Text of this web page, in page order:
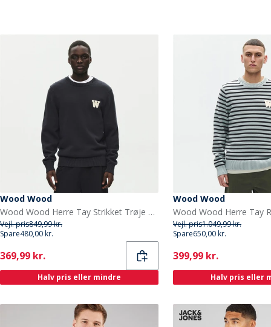
Wood Wood
Wood Wood Herre Tay Strikket Trøje Pirate Black
Vejl. pris849,99 kr.
Spare480,00 kr.
Current
369,99 kr.
Halv pris eller mindre
Wood Wood
Vejl. pris1.049,99 kr.
Spare650,00 kr.
Current
399,99 kr.
Halv pris eller